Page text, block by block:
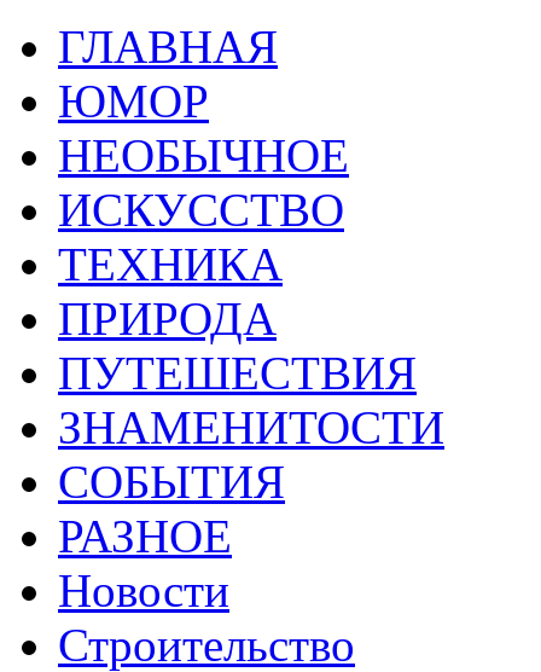
ГЛАВНАЯ
ЮМОР
НЕОБЫЧНОЕ
ИСКУССТВО
ТЕХНИКА
ПРИРОДА
ПУТЕШЕСТВИЯ
ЗНАМЕНИТОСТИ
СОБЫТИЯ
РАЗНОЕ
Новости
Строительство